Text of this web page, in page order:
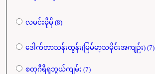
လမင်းမိုမို (8)
ဒေါက်တာသန်းထွန်း(မြမ်မာ့သမိုင်းအကျဉ်း) (7)
စတုဂီရိရှုဘွယ်ကျမ်း (7)